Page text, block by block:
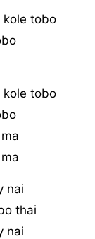
kole tobo
kole tobo
nai
thai
nai